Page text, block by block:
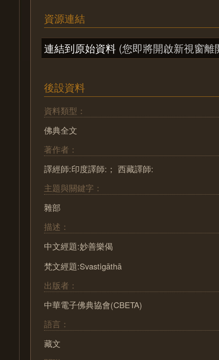
資源連結
連結到原始資料 (您即將開啟新視窗離
後設資料
資料類型：
佛典全文
著作者：
譯經師:印度譯師:； 西藏譯師:
主題與關鍵字：
雜部
描述：
中文經題:妙善樂偈
梵文經題:Svastigāthā
出版者：
中華電子佛典協會(CBETA)
語言：
藏文